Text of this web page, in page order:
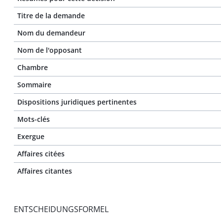
Titre de la demande
Nom du demandeur
Nom de l'opposant
Chambre
Sommaire
Dispositions juridiques pertinentes
Mots-clés
Exergue
Affaires citées
Affaires citantes
ENTSCHEIDUNGSFORMEL